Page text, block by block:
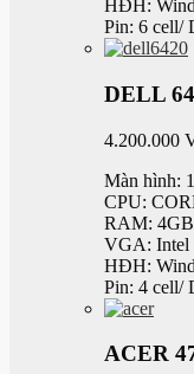
HĐH:
Pin: 6 cell/
DELL
4.200.000
Màn hình:
CPU:
RAM:
VGA: Intel
HĐH:
Pin: 4 cell/
ACER